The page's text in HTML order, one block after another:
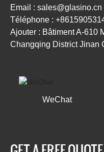
Email : sales@glasino.cn
Téléphone :
Ajouter : Bâtiment A-610
Changqing District Jinan
WeChat